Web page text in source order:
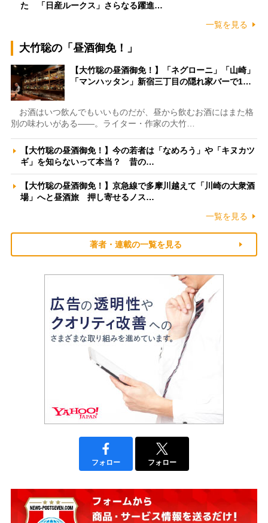
た 「日産ルークス」さらなる躍進…
一覧を見る
大竹聡の「昼酒御免！」
【大竹聡の昼酒御免！】「ネグローニ」「山崎」
「マンハッタン」新宿三丁目の隠れ家バーで1…
お酒はいつ飲んでもいいものだが、昼から飲むお酒にはまた格
別の味わいがある――。ライター・作家の大竹…
【大竹聡の昼酒御免！】今の若者は「なめろう」や「キヌカツ
ギ」を知らないって本当？ 昔の…
【大竹聡の昼酒御免！】京急線で多摩川越えて「川崎の大衆酒
場」へと昼酒旅 押し寄せるノス…
一覧を見る
著者・連載の一覧を見る
フォロー フォロー